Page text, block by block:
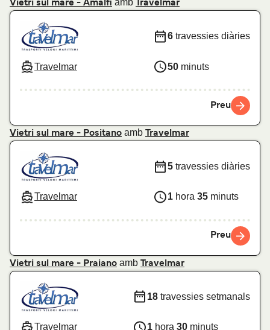
Vietri sul mare - Amalfi amb Travelmar
Travelmar
6 travessies diàries
50 minuts
Preu
Vietri sul mare - Positano amb Travelmar
Travelmar
5 travessies diàries
1 hora 35 minuts
Preu
Vietri sul mare - Praiano amb Travelmar
Travelmar
18 travessies setmanals
1 hora 30 minuts